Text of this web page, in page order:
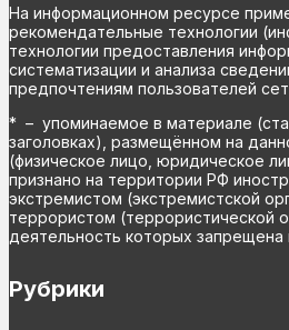
На информационном ресурсе
рекомендательные технологии
технологии предоставления
систематизации и анализа
предпочтениям пользователей
* – упоминаемое в материале
заголовках), размещённом на
(физическое лицо, юридическое
признано на территории РФ
экстремистом (экстремистской
террористом (террористической
деятельность которых запрещена
Рубрики